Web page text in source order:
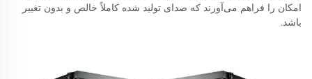
امکان را فراهم می‌آورند که صدای تولید شده کاملاً خالص و بدون تغییر
باشد.